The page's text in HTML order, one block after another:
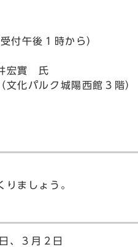
後１時から）
實 氏
化パルク城陽西館３階）
ましょう。
３月２日